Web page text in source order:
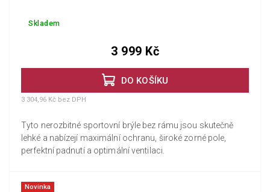
Skladem
DO KOŠÍKU
3 304,96 Kč bez DPH
3 999 Kč
Tyto nerozbitné sportovní brýle bez rámu jsou skutečně
lehké a nabízejí maximální ochranu, široké zorné pole,
perfektní padnutí a optimální ventilaci.
Novinka